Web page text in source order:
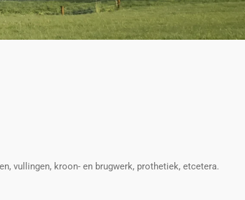
vullingen, kroon- en brugwerk, prothetiek, etcetera.